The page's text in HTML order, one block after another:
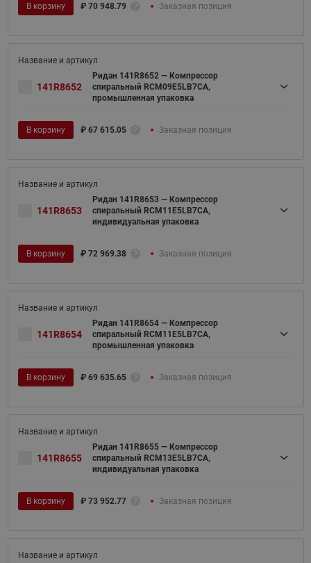
В корзину ₽ 70 948.79 Заказная позиция
141R8652
Ридан 141R8652 — Компрессор
спиральный RCM09E5LB7CA,
промышленная упаковка
В корзину ₽ 67 615.05 Заказная позиция
141R8653
Ридан 141R8653 — Компрессор
спиральный RCM11E5LB7CA,
индивидуальная упаковка
В корзину ₽ 72 969.38 Заказная позиция
141R8654
Ридан 141R8654 — Компрессор
спиральный RCM11E5LB7CA,
промышленная упаковка
В корзину ₽ 69 635.65 Заказная позиция
141R8655
Ридан 141R8655 — Компрессор
спиральный RCM13E5LB7CA,
индивидуальная упаковка
В корзину ₽ 73 952.77 Заказная позиция